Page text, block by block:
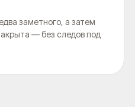
заметного, а затем
— без следов под